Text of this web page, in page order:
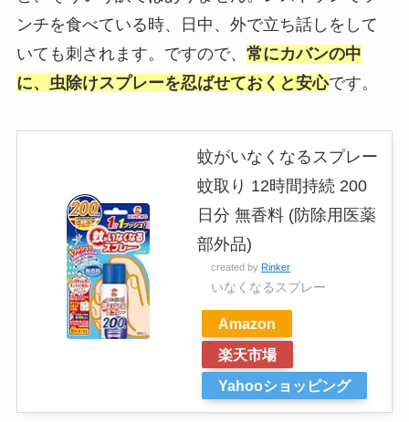
ンチを食べている時、日中、外で立ち話しをして
いても刺されます。ですので、 常にカバンの中
に、虫除けスプレーを忍ばせておくと安心です。
蚊がいなくなるスプレー
蚊取り 12時間持続 200
日分 無香料 (防除用医薬
部外品)
created by Rinker
いなくなるスプレー
Amazon
楽天市場
Yahooショッピング